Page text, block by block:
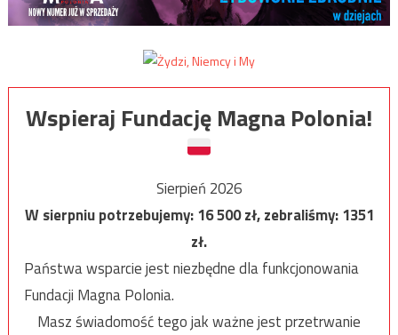
Wspieraj Fundację Magna Polonia!
Sierpień 2026
W sierpniu potrzebujemy:16 500zł, zebraliśmy:1351
zł.
Państwa wsparcie jest niezbędne dla funkcjonowania
Fundacji Magna Polonia.
Masz świadomość tego jak ważne jest przetrwanie